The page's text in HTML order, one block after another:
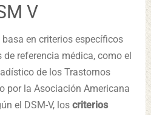
V
en criterios específicos
referencia médica, como el
de los Trastornos
por la Asociación Americana
el DSM-V, los criterios